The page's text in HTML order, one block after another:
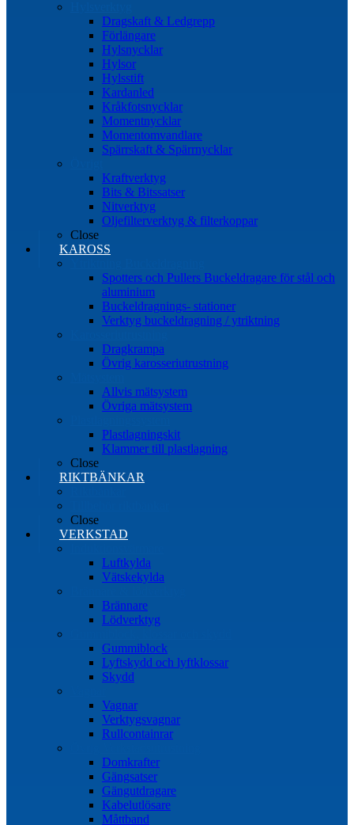
Dragskaft & Ledgrepp
Förlängare
Hylsnycklar
Hylsor
Hylsstift
Kardanled
Kråkfotsnycklar
Momentnycklar
Momentomvandlare
Spärrskaft & Spärrnycklar
Kraftverktyg
Bits & Bitssatser
Nitverktyg
Oljefilterverktyg & filterkoppar
Close
KAROSS
Spotters och Pullers Buckeldragare för stål och
aluminium
Buckeldragnings- stationer
Verktyg buckeldragning / ytriktning
Dragkrampa
Övrig karosseriutrustning
Allvis mätsystem
Övriga mätsystem
Plastlagningskit
Klammer till plastlagning
Close
RIKTBÄNKAR
Close
VERKSTAD
Luftkylda
Vätskekylda
Brännare
Lödverktyg
Gummiblock
Lyftskydd och lyftklossar
Skydd
Vagnar
Verktygsvagnar
Rullcontainrar
Domkrafter
Gängsatser
Gängutdragare
Kabelutlösare
Måttband